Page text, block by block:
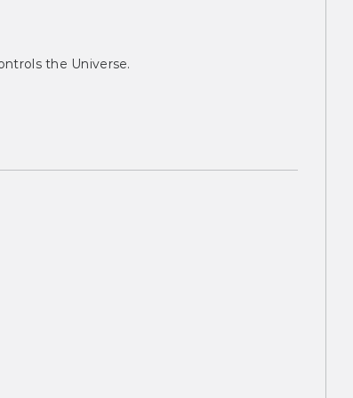
the Universe.